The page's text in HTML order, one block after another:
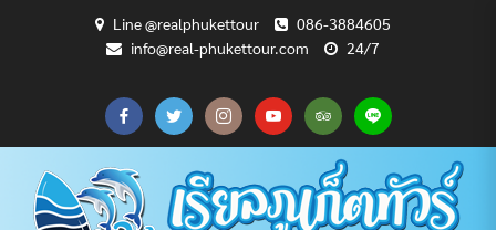
Line @realphukettour
086-3884605
info@real-phukettour.com
24/7
CART
CHECKOUT
MY
ACCOUNT
SAMPLE
PAGE
ทัวร์
ทั้งหมด
บทความ
ท่อง
เที่ยว
ยินดี
ต้อนรับ
สู่
PHUKET
TOUR
เกี่ยว
กับ
เรา
แพ็คเกจ
ทัวร์
ทั้งหมด